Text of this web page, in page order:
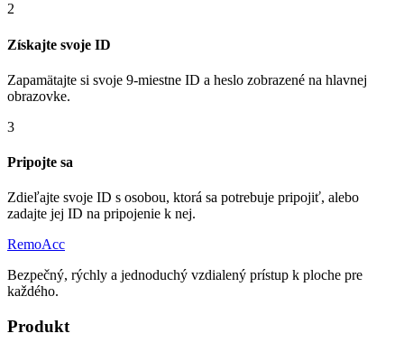
2
Získajte svoje ID
Zapamätajte si svoje 9-miestne ID a heslo zobrazené na hlavnej
obrazovke.
3
Pripojte sa
Zdieľajte svoje ID s osobou, ktorá sa potrebuje pripojiť, alebo
zadajte jej ID na pripojenie k nej.
RemoAcc
Bezpečný, rýchly a jednoduchý vzdialený prístup k ploche pre
každého.
Produkt